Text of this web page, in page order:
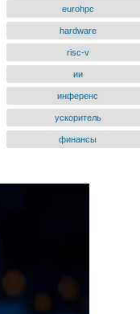
eurohpc
hardware
risc-v
ии
инференс
ускоритель
финансы